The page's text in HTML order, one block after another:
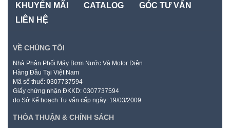
KHUYẾN MÃI
CATALOG
GÓC TƯ VẤN
LIÊN HỆ
VỀ CHÚNG TÔI
Nhà Phân Phối Máy Bơm Nước Và Motor Điện
Hàng Đầu Tại Việt Nam
Mã số thuế: 0307737594
Giấy chứng nhận ĐKKD: 0307737594
do Sở Kế hoạch Tư vấn cấp ngày: 19/03/2009
THỎA THUẬN & CHÍNH SÁCH